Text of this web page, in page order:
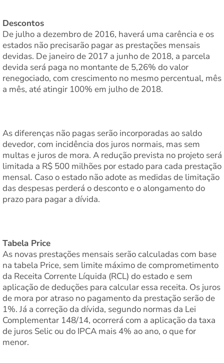
Descontos
De julho a dezembro de 2016, haverá uma carência e os
estados não precisarão pagar as prestações mensais
devidas. De janeiro de 2017 a junho de 2018, a parcela
devida será paga no montante de 5,26% do valor
renegociado, com crescimento no mesmo percentual, mês
a mês, até atingir 100% em julho de 2018.
As diferenças não pagas serão incorporadas ao saldo
devedor, com incidência dos juros normais, mas sem
multas e juros de mora. A redução prevista no projeto será
limitada a R$ 500 milhões por estado para cada prestação
mensal. Caso o estado não adote as medidas de limitação
das despesas perderá o desconto e o alongamento do
prazo para pagar a dívida.
Tabela Price
As novas prestações mensais serão calculadas com base
na tabela Price, sem limite máximo de comprometimento
da Receita Corrente Líquida (RCL) do estado e sem
aplicação de deduções para calcular essa receita. Os juros
de mora por atraso no pagamento da prestação serão de
1%. Já a correção da dívida, segundo normas da Lei
Complementar 148/14, ocorrerá com a aplicação da taxa
de juros Selic ou do IPCA mais 4% ao ano, o que for
menor.